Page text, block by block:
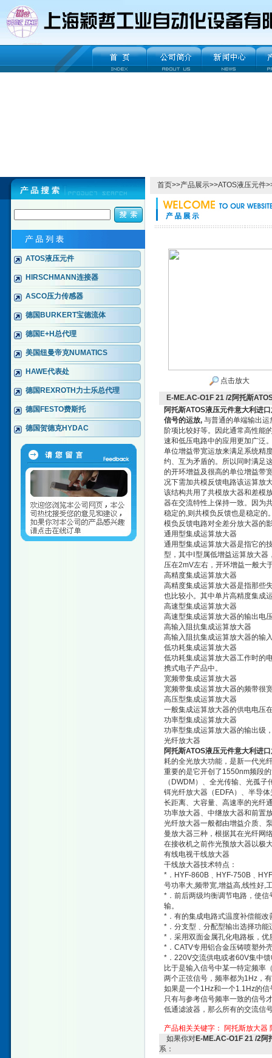
ATOS液压元件
HIRSCHMANN连接器
ASCO压力传感器
德国BURKERT宝德流体
德国E+H总代理
美国纽曼帝克NUMATICS
HAWE代表处
德国REXROTH力士乐总代理
德国FESTO费斯托
德国贺德克HYDAC
首页>>产品展示>>ATOS液压元件
点击放大
E-ME.AC-O1F 21 /2阿托斯
阿托斯ATOS液压元件意大利进
信号的运放, 与普通的单端输出
阶项比较好等。因此通常高性能
速和低压电路中的应用更加广泛
单位增益带宽运放来满足系统精
约、互为矛盾的。所以同时满足
的开环增益及很高的单位增益带
况下需加共模反馈电路该运算放
该结构共用了共模放大器和差模
器在交流特性上保持一致。因为
稳定的,则共模负反馈也是稳定的
模负反馈电路对全差分放大器的
通用型集成运算放大器
通用型集成运算放大器是指它的
型，其中Ⅰ型属低增益运算放大
压在2mV左右，开环增益一般大
高精度集成运算放大器
高精度集成运算放大器是指那些
也比较小。其中单片高精度集成
高速型集成运算放大器
高速型集成运算放大器的输出电
高输入阻抗集成运算放大器
高输入阻抗集成运算放大器的输
低功耗集成运算放大器
低功耗集成运算放大器工作时的
携式电子产品中。
宽频带集成运算放大器
宽频带集成运算放大器的频带很
高压型集成运算放大器
一般集成运算放大器的供电电压
功率型集成运算放大器
功率型集成运算放大器的输出级
光纤放大器
阿托斯ATOS液压元件意大利进
耗的全光放大功能，是新一代光
重要的是它开创了1550nm频段
（DWDM）、全光传输、光孤
铒光纤放大器（EDFA）、半导
长距离、大容量、高速率的光纤
功率放大器、中继放大器和前置
光纤放大器一般都由增益介质、
曼放大器三种，根据其在光纤网
在接收机之前作光预放大器以极
有线电视干线放大器
干线放大器技术特点：
*．HYF-860B﹑HYF-
号功率大,频带宽,增益高,线性好,
*．前后两级均衡调节电路，使信
输。
*．有的集成电路式温度补偿能
*．分支型﹑分配型输出选择功
*．采用双面金属孔化电路板，
*．CATV专用铝合金压铸喷塑外
*．220V交流供电或者60V集中
比于是输入信号中某一特定频率
两个正弦信号，频率都为1Hz，
如果是一个1Hz和一个1.1Hz的
只有与参考信号频率一致的信号
低通滤波器，那么所有的交流信
产品相关关键字： 阿托斯放大器
如果你对E-ME.AC-O1F 21 /2阿
系：